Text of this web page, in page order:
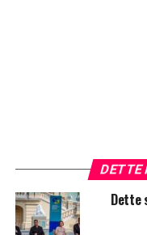
DETTE
Dette